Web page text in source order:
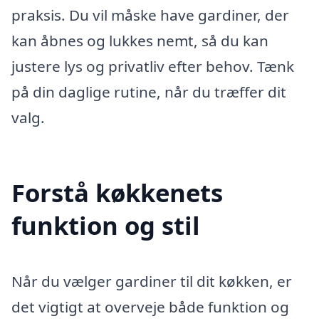
praksis. Du vil måske have gardiner, der
kan åbnes og lukkes nemt, så du kan
justere lys og privatliv efter behov. Tænk
på din daglige rutine, når du træffer dit
valg.
Forstå køkkenets
funktion og stil
Når du vælger gardiner til dit køkken, er
det vigtigt at overveje både funktion og